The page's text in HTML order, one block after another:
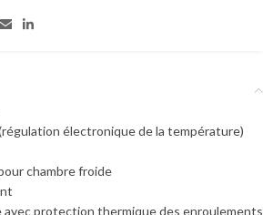
électronique de la température)
chambre froide
protection thermique des enroulements